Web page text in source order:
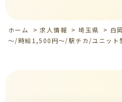
ホーム >求人情報 >埼玉県 > 白
～/時給1,500円～/駅チカ/ユニット